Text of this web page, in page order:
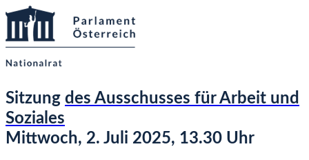
Sitzung des Ausschusses für Arbeit und
Soziales
Mittwoch, 2. Juli 2025, 13.30 Uhr